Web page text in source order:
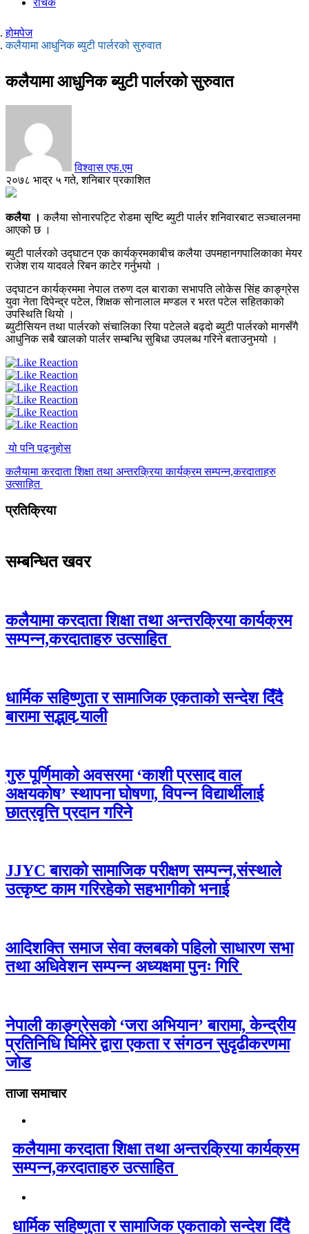
रोचक
होमपेज
कलैयामा आधुनिक ब्युटी पार्लरको सुरुवात
कलैयामा आधुनिक ब्युटी पार्लरको सुरुवात
विश्वास एफ.एम
२०७८ भाद्र ५ गते, शनिबार प्रकाशित
कलैया ।कलैया सोनारपट्टि रोडमा सृष्टि ब्युटी पार्लर शनिवारबाट सञ्चालनमा
आएको छ ।
ब्युटी पार्लरको उद्घाटन एक कार्यक्रमकाबीच कलैया उपमहानगपालिकाका मेयर
राजेश राय यादवले रिबन काटेर गर्नुभयो ।
उद्घाटन कार्यक्रममा नेपाल तरुण दल बाराका सभापति लोकेस सिंह काङ्ग्रेस
युवा नेता दिपेन्द्र पटेल, शिक्षक सोनालाल मण्डल र भरत पटेल सहितकाको
उपस्थिति थियो ।
ब्युटीसियन तथा पार्लरको संचालिका रिया पटेलले बढ्दो ब्युटी पार्लरको मागसँगै
आधुनिक सबै खालको पार्लर सम्बन्धि सुबिधा उपलब्ध गरिने बताउनुभयो ।
यो पनि पढ्नुहोस
कलैयामा करदाता शिक्षा तथा अन्तरक्रिया कार्यक्रम सम्पन्न,करदाताहरु
उत्साहित
प्रतिक्रिया
सम्बन्धित खवर
कलैयामा करदाता शिक्षा तथा अन्तरक्रिया कार्यक्रम
सम्पन्न,करदाताहरु उत्साहित
धार्मिक सहिष्णुता र सामाजिक एकताको सन्देश दिँदै
बारामा सद्भाव र्‍याली
गुरु पूर्णिमाको अवसरमा ‘काशी प्रसाद वाल
अक्षयकोष’ स्थापना घोषणा, विपन्न विद्यार्थीलाई
छात्रवृत्ति प्रदान गरिने
JJYC बाराको सामाजिक परीक्षण सम्पन्न,संस्थाले
उत्कृष्ट काम गरिरहेको सहभागीको भनाई
आदिशक्ति समाज सेवा क्लबको पहिलो साधारण सभा
तथा अधिवेशन सम्पन्न अध्यक्षमा पुनः गिरि
नेपाली काङ्ग्रेसको ‘जरा अभियान’ बारामा, केन्द्रीय
प्रतिनिधि घिमिरे द्वारा एकता र संगठन सुदृढीकरणमा
जोड
ताजा समाचार
कलैयामा करदाता शिक्षा तथा अन्तरक्रिया कार्यक्रम
सम्पन्न,करदाताहरु उत्साहित
धार्मिक सहिष्णुता र सामाजिक एकताको सन्देश दिँदै